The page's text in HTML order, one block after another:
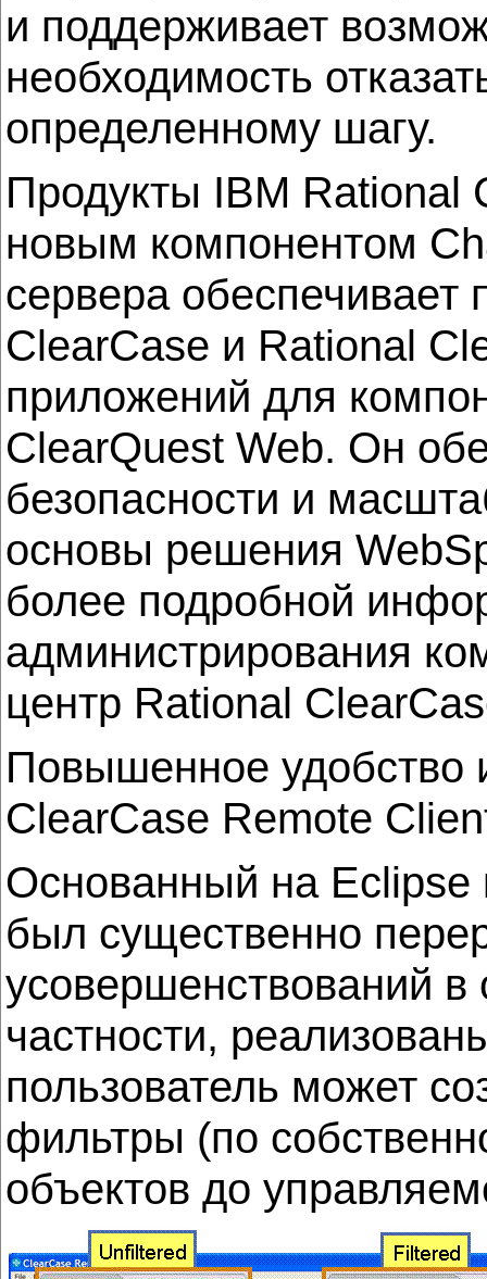
и поддерживает
необходимость
определенному шагу.
Продукты IBM Rational
новым компонентом
сервера
ClearCase и Rational
приложений для
ClearQuest Web. Он
безопасности и
основы решения
более подробной
администрирования
центр Rational
Повышенное удобство
ClearCase Remote
Основанный на Eclipse
был существенно
усовершенствований в
частности,
пользователь может
фильтры (по
объектов до